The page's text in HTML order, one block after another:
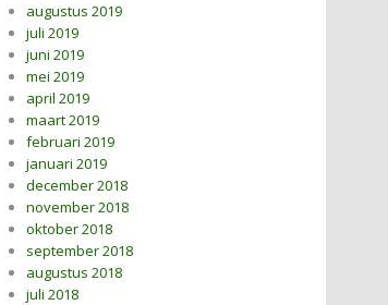
augustus 2019
juli 2019
juni 2019
mei 2019
april 2019
maart 2019
februari 2019
januari 2019
december 2018
november 2018
oktober 2018
september 2018
augustus 2018
juli 2018